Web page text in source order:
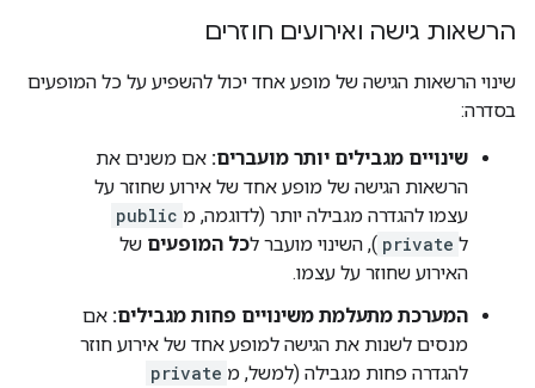
הרשאות גישה ואירועים חוזרים
שינוי הרשאות הגישה של מופע אחד יכול להשפיע על כל המופעים
בסדרה:
שינויים מגבילים יותר מועברים: אם משנים את
הרשאות הגישה של מופע אחד של אירוע שחוזר על
עצמו להגדרה מגבילה יותר (לדוגמה, מ public
ל private ), השינוי מועבר לכל המופעים של
האירוע שחוזר על עצמו.
המערכת מתעלמת משינויים פחות מגבילים: אם
מנסים לשנות את הגישה למופע אחד של אירוע חוזר
להגדרה פחות מגבילה (למשל, מ private